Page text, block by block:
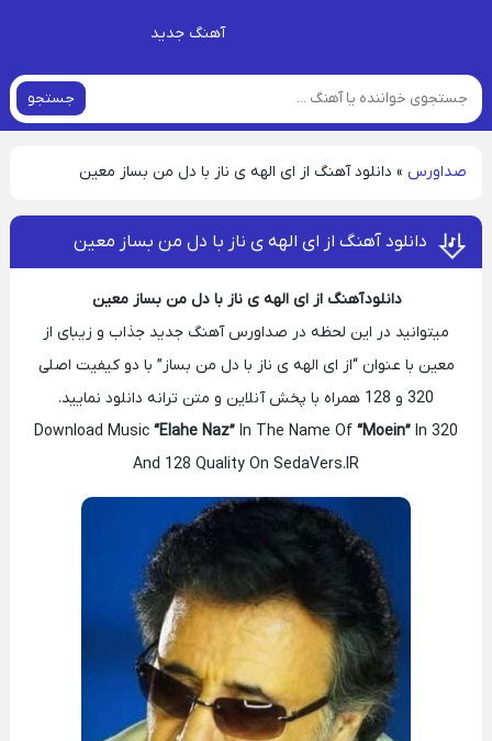
آهنگ جدید
جستجو
صداورس » دانلود آهنگ از ای الهه ی ناز با دل من بساز معین
دانلود آهنگ از ای الهه ی ناز با دل من بساز معین
دانلود آهنگ از ای الهه ی ناز با دل من بساز معین
میتوانید در این لحظه در صداورس آهنگ جدید جذاب و زیبای از
معین با عنوان “از ای الهه ی ناز با دل من بساز” با دو کیفیت اصلی
320 و 128 همراه با پخش آنلاین و متن ترانه دانلود نمایید.
Download Music “Elahe Naz” In The Name Of “Moein” In 320
And 128 Quality On SedaVers.IR